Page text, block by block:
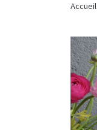
Accueil